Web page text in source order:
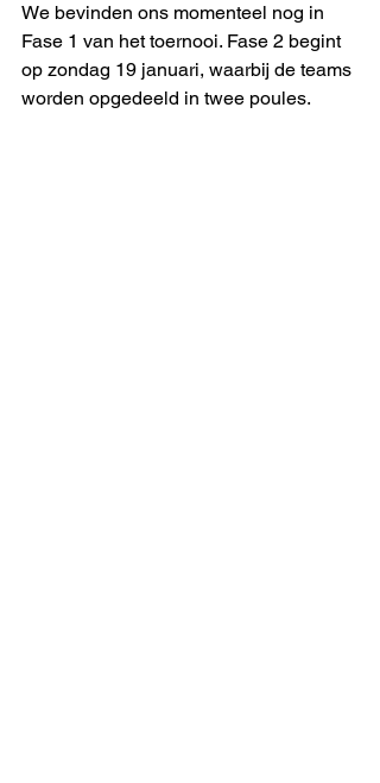
We bevinden ons momenteel nog in
Fase 1 van het toernooi. Fase 2 begint
op zondag 19 januari, waarbij de teams
worden opgedeeld in twee poules.